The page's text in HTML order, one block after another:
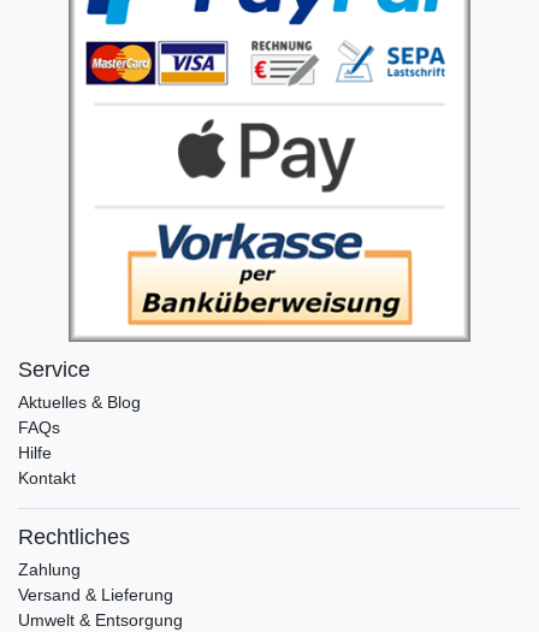
Service
Aktuelles & Blog
FAQs
Hilfe
Kontakt
Rechtliches
Zahlung
Versand & Lieferung
Umwelt & Entsorgung